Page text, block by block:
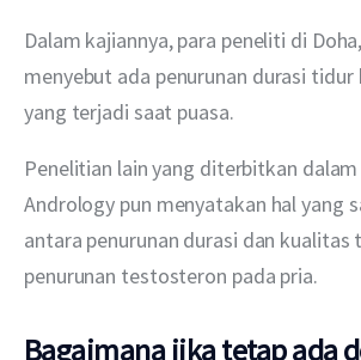
Dalam kajiannya, para peneliti di
menyebut ada penurunan durasi tidur
yang terjadi saat puasa.
Penelitian lain yang diterbitkan
Andrology pun menyatakan hal yang
antara penurunan durasi dan kualitas
penurunan testosteron pada pria.
Bagaimana jika tetap ada